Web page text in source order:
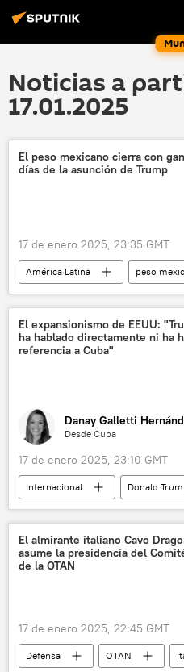
Noticias a
17.01.2025
El peso mexicano cierra con
días de la asunción de Trump
17 de enero 2025, 23:35 GMT
América Latina
peso
📈 Mercados y finanzas
EEUU
Banco de México
💶 Divisas
México
El expansionismo de EEUU:
ha hablado directamente ni ha
referencia a Cuba"
Danay Galletti
Desde Cuba
17 de enero 2025, 23:10 GMT
Internacional Donald
💬 Opinión y Análisis
El almirante italiano Cavo
asume la presidencia del
de la OTAN
17 de enero 2025, 22:45 GMT
Defensa OTAN